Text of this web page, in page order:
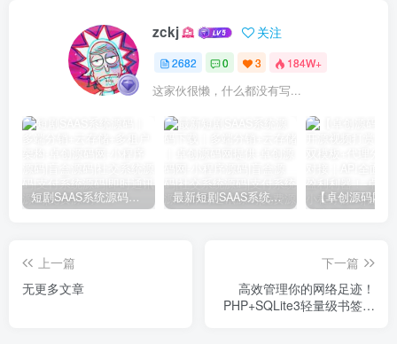
zckj 关注
2682 0 3 184W+
这家伙很懒，什么都没有写...
短剧SAAS系统源码｜多端分销+云存储+多租户架构 最新短剧SAAS系统源码下载｜多端分销+云存储｜卓创源码网提供
上一篇
无更多文章
下一篇
高效管理你的网络足迹！
PHP+SQLite3轻量级书签导